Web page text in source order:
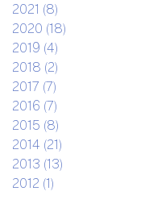
2021 (8)
2020 (18)
2019 (4)
2018 (2)
2017 (7)
2016 (7)
2015 (8)
2014 (21)
2013 (13)
2012 (1)